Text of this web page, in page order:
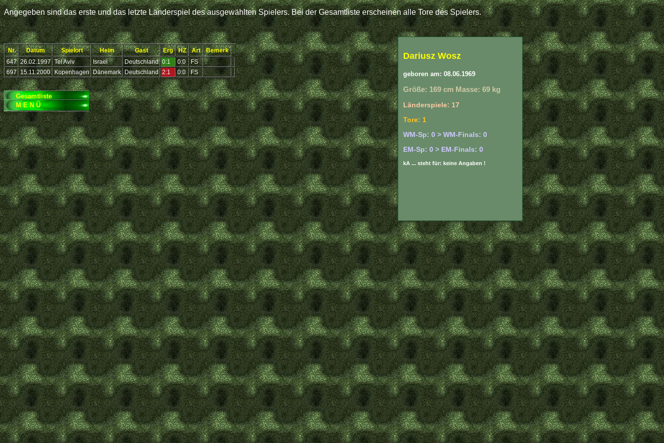
Angegeben sind das erste und das letzte Länderspiel des ausgewählten Spielers. Bei der Gesamtliste erscheinen alle Tore des Spielers.
Nr. Datum Spielort Heim Gast Erg HZ Art
Bemerk
647 26.02.1997 Tel Aviv Israel Deutschland 0:1 0:0 FS
.
697 15.11.2000 Kopenhagen Dänemark Deutschland 2:1 0:0 FS .
Gesamtliste
M E N Ü
Dariusz Wosz
geboren am: 08.06.1969
Größe: 169 cm Masse: 69 kg
Länderspiele: 17
Tore: 1
WM-Sp: 0 > WM-Finals: 0
EM-Sp: 0 > EM-Finals: 0
kA ... steht für: keine Angaben !